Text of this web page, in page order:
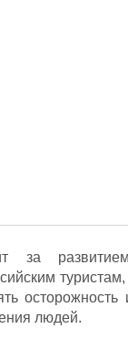
за
осторожность
людей.